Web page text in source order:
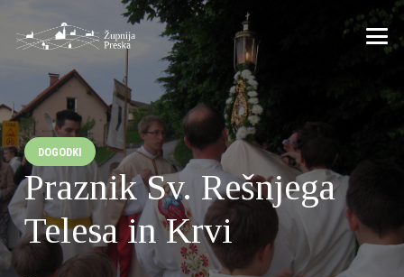
DOGODKI
Praznik Sv. Rešnjega
Telesa in Krvi